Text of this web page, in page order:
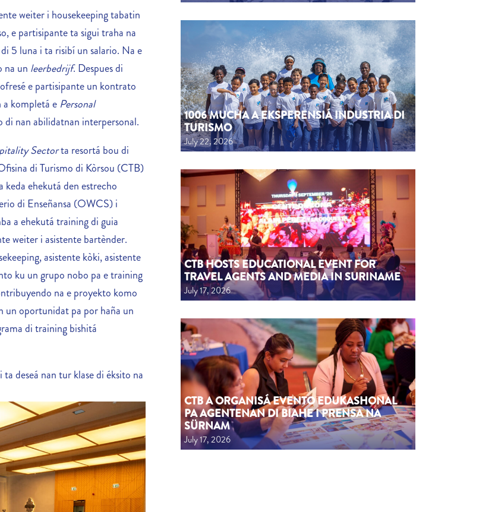
weiter i housekeeping tabatin
e partisipante ta sigui traha na
5 luna i ta risibí un salario. Na e
na un leerbedrijf. Despues di
e partisipante un kontrato
a kompletá e Personal
nan abilidatnan interpersonal.
Sectorta resortá bou di
di Turismo di Kòrsou (CTB)
ehekutá den estrecho
di Enseñansa (OWCS) i
a ehekutá training di guia
weiter i asistente bartènder.
asistente kòki, asistente
ku un grupo nobo pa e training
na e proyekto komo
un oportunidat pa por haña un
di training bishitá
deseá nan tur klase di éksito na
1006 MUCHA A EKSPERENSIÁ INDUSTRIA DI
TURISMO
July 22, 2026
CTB HOSTS EDUCATIONAL EVENT FOR
TRAVEL AGENTS AND MEDIA IN SURINAME
July 17, 2026
CTB A ORGANISÁ EVENTO EDUKASHONAL
PA AGENTENAN DI BIAHE I PRENSA NA
SÜRNAM
July 17, 2026